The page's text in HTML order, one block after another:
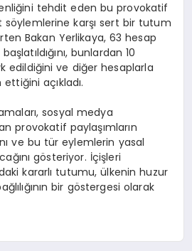
tehdit eden bu provokatif
söylemlerine karşı sert bir tutum
Bakan Yerlikaya, 63 hesap
bunlardan 10
edildiğini ve diğer hesaplarla
açıkladı.
sosyal medya
provokatif paylaşımların
ve bu tür eylemlerin yasal
gösteriyor. İçişleri
kararlı tutumu, ülkenin huzur
bir göstergesi olarak